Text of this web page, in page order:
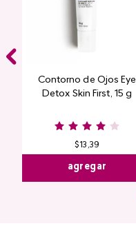
Contorno de Ojos Eye
Detox Skin First, 15 g
$13,39
agregar